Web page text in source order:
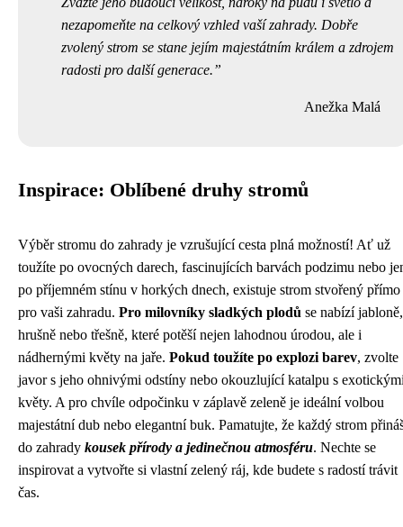
nezapomeňte na celkový vzhled vaší zahrady. Dobře
zvolený strom se stane jejím majestátním králem a zdrojem
radosti pro další generace.
Anežka Malá
Inspirace: Oblíbené druhy stromů
Výběr stromu do zahrady je vzrušující cesta plná možností! Ať už
toužíte po ovocných darech, fascinujících barvách podzimu nebo
po příjemném stínu v horkých dnech, existuje strom stvořený přímo
pro vaši zahradu. Pro milovníky sladkých plodů se nabízí jabloně,
hrušně nebo třešně, které potěší nejen lahodnou úrodou, ale i
nádhernými květy na jaře. Pokud toužíte po explozi barev, zvolte
javor s jeho ohnivými odstíny nebo okouzlující katalpu s
květy. A pro chvíle odpočinku v záplavě zeleně je ideální volbou
majestátní dub nebo elegantní buk. Pamatujte, že každý strom
do zahrady kousek přírody a jedinečnou atmosféru. Nechte se
inspirovat a vytvořte si vlastní zelený ráj, kde budete s radostí trávit
čas.